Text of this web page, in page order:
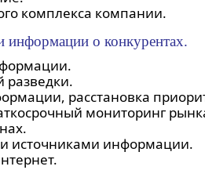
комплекса компании.
информации о конкурентах.
разведки.
расстановка
мониторинг
источниками информации.